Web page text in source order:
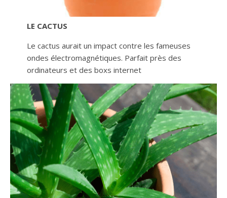
LE CACTUS
Le cactus aurait un impact contre les fameuses
ondes électromagnétiques. Parfait près des
ordinateurs et des boxs internet